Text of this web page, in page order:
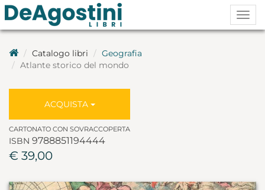
Catalogo libri
Geografia
Atlante storico del mondo
ACQUISTA
CARTONATO CON SOVRACCOPERTA
ISBN 9788851194444
€ 39,00